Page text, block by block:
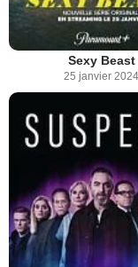
Sexy Beast
25 janvier 2024